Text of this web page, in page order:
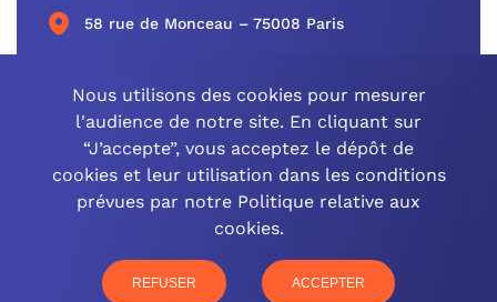
58 rue de Monceau – 75008 Paris
CONTACTEZ-NOUS
OCINEO GRAND EST
77 rue Paul Douce – 51480 Damery
Nous utilisons des cookies pour mesurer
l'audience de notre site. En cliquant sur
“J’accepte”, vous acceptez le dépôt de
cookies et leur utilisation dans les conditions
prévues par notre Politique relative aux
cookies.
REFUSER ACCEPTER